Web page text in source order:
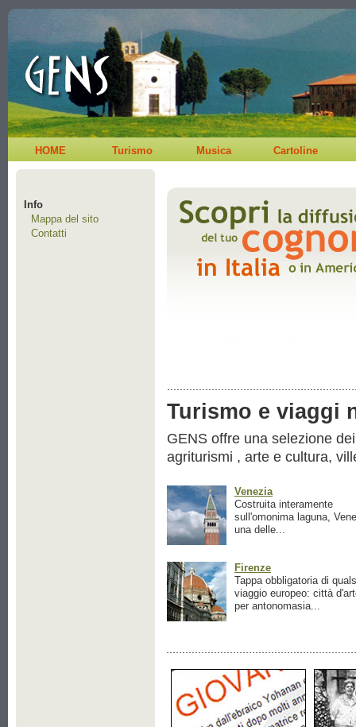
HOME Turismo Musica Cartoline
Info
Mappa del sito
Contatti
Turismo e viaggi
GENS offre una selezione
agriturismi , arte e cultura,
Venezia
Costruita interamente
sull'omonima laguna,
una delle...
Firenze
Tappa obbligatoria di
viaggio europeo: città
per antonomasia...